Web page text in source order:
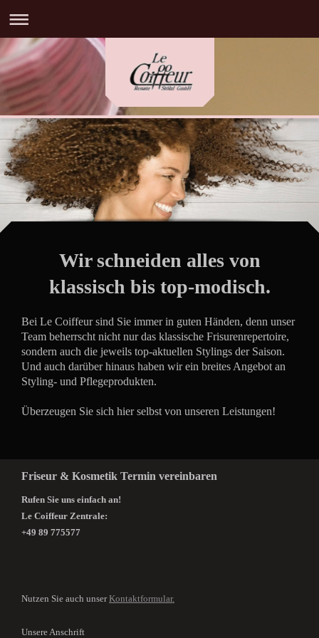
Wir schneiden alles von
klassisch bis top-modisch.
Bei Le Coiffeur sind Sie immer in guten Händen, denn unser
Team beherrscht nicht nur das klassische Frisurenrepertoire,
sondern auch die jeweils top-aktuellen Stylings der Saison.
Und auch darüber hinaus haben wir ein breites Angebot an
Styling- und Pflegeprodukten.
Überzeugen Sie sich hier selbst von unseren Leistungen!
Friseur & Kosmetik Termin vereinbaren
Rufen Sie uns einfach an!
Le Coiffeur Zentrale:
+49 89 775577
Nutzen Sie auch unserKontaktformular.
Unsere Anschrift